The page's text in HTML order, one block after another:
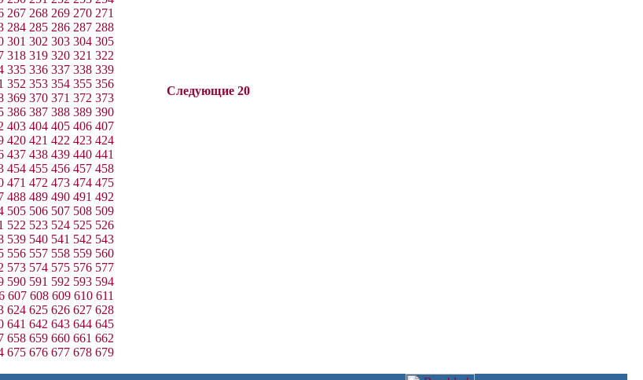
267 268 269 270 271
284 285 286 287 288
301 302 303 304 305
318 319 320 321 322
335 336 337 338 339
352 353 354 355 356
369 370 371 372 373
386 387 388 389 390
403 404 405 406 407
420 421 422 423 424
437 438 439 440 441
454 455 456 457 458
471 472 473 474 475
488 489 490 491 492
505 506 507 508 509
522 523 524 525 526
539 540 541 542 543
556 557 558 559 560
573 574 575 576 577
590 591 592 593 594
607 608 609 610 611
624 625 626 627 628
641 642 643 644 645
658 659 660 661 662
675 676 677 678 679
Следующие 20